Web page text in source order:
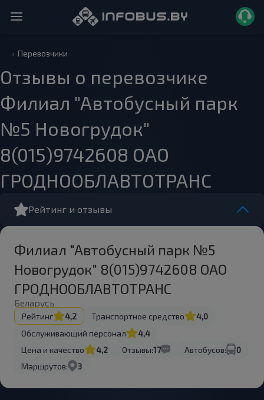
Перевозчики
Отзывы о перевозчике
Филиал "Автобусный парк
№5 Новогрудок"
8(015)9742608 ОАО
ГРОДНООБЛАВТОТРАНС
Рейтинг и отзывы
Филиал "Автобусный парк №5
Новогрудок" 8(015)9742608 ОАО
ГРОДНООБЛАВТОТРАНС
Беларусь
Рейтинг 4,2 Транспортное средство
4,0
Обслуживающий персонал
4,4
Цена и качество
4,2 Отзывы:17 Автобусов:
0
Маршрутов:
3